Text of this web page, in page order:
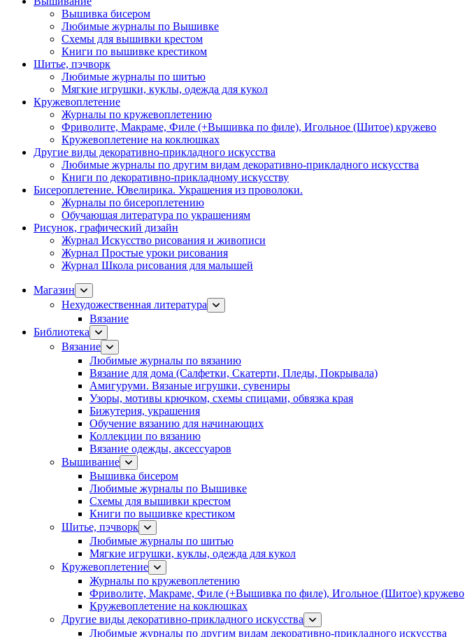
Вышивка бисером
Любимые журналы по Вышивке
Схемы для вышивки крестом
Книги по вышивке крестиком
Шитье, пэчворк
Любимые журналы по шитью
Мягкие игрушки, куклы, одежда для кукол
Кружевоплетение
Журналы по кружевоплетению
Фриволите, Макраме, Филе (+Вышивка по филе), Игольное (Шитое) кружево
Кружевоплетение на коклюшках
Другие виды декоративно-прикладного искусства
Любимые журналы по другим видам декоративно-прикладного искусства
Книги по декоративно-прикладному искусству
Бисероплетение. Ювелирика. Украшения из проволоки.
Журналы по бисероплетению
Обучающая литература по украшениям
Рисунок, графический дизайн
Журнал Искусство рисования и живописи
Журнал Простые уроки рисования
Журнал Школа рисования для малышей
Магазин
Нехудожественная литература
Вязание
Библиотека
Вязание
Любимые журналы по вязанию
Вязание для дома (Салфетки, Скатерти, Пледы, Покрывала)
Амигуруми. Вязаные игрушки, сувениры
Узоры, мотивы крючком, схемы спицами, обвязка края
Бижутерия, украшения
Обучение вязанию для начинающих
Коллекции по вязанию
Вязание одежды, аксессуаров
Вышивание
Вышивка бисером
Любимые журналы по Вышивке
Схемы для вышивки крестом
Книги по вышивке крестиком
Шитье, пэчворк
Любимые журналы по шитью
Мягкие игрушки, куклы, одежда для кукол
Кружевоплетение
Журналы по кружевоплетению
Фриволите, Макраме, Филе (+Вышивка по филе), Игольное (Шитое) кружево
Кружевоплетение на коклюшках
Другие виды декоративно-прикладного искусства
Любимые журналы по другим видам декоративно-прикладного искусства